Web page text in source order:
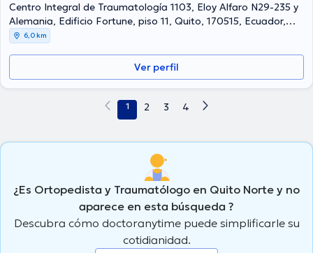
Centro Integral de Traumatología 1103, Eloy Alfaro N29-235 y
Alemania, Edificio Fortune, piso 11, Quito, 170515, Ecuador,
Quito Norte
6,0 km
Ver perfil
1 2 3 4
¿Es Ortopedista y Traumatólogo en Quito Norte y no
aparece en esta búsqueda ?
Descubra cómo doctoranytime puede simplificarle su
cotidianidad.